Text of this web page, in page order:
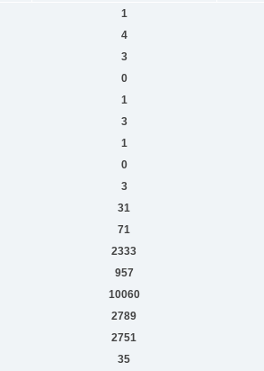
1
4
3
0
1
3
1
0
3
31
71
2333
957
10060
2789
2751
35